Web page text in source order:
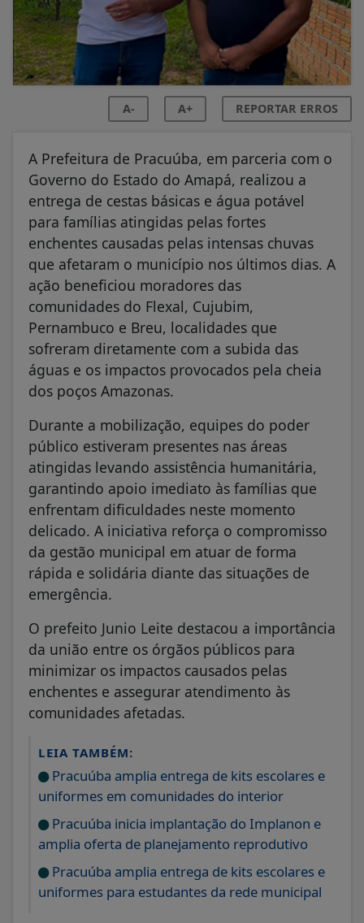
A- A+ REPORTAR ERROS
A Prefeitura de Pracuúba, em parceria com o
Governo do Estado do Amapá, realizou a
entrega de cestas básicas e água potável
para famílias atingidas pelas fortes
enchentes causadas pelas intensas chuvas
que afetaram o município nos últimos dias. A
ação beneficiou moradores das
comunidades do Flexal, Cujubim,
Pernambuco e Breu, localidades que
sofreram diretamente com a subida das
águas e os impactos provocados pela cheia
dos poços Amazonas.
Durante a mobilização, equipes do poder
público estiveram presentes nas áreas
atingidas levando assistência humanitária,
garantindo apoio imediato às famílias que
enfrentam dificuldades neste momento
delicado. A iniciativa reforça o compromisso
da gestão municipal em atuar de forma
rápida e solidária diante das situações de
emergência.
O prefeito Junio Leite destacou a importância
da união entre os órgãos públicos para
minimizar os impactos causados pelas
enchentes e assegurar atendimento às
comunidades afetadas.
LEIA TAMBÉM:
Pracuúba amplia entrega de kits escolares e
uniformes em comunidades do interior
Pracuúba inicia implantação do Implanon e
amplia oferta de planejamento reprodutivo
Pracuúba amplia entrega de kits escolares e
uniformes para estudantes da rede municipal